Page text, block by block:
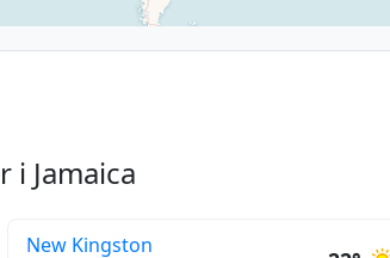
Jamaica
New Kingston